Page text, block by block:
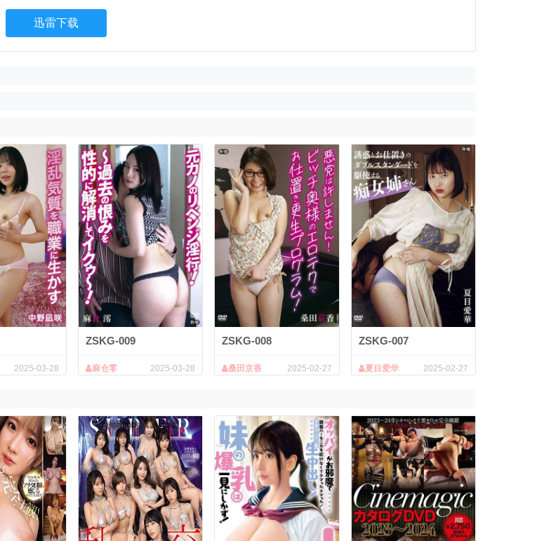
迅雷下载
2025-03-28
ZSKG-009
2025-03-28
麻仓零
ZSKG-008
2025-02-27
桑田京香
ZSKG-007
2025-02-27
夏目爱华